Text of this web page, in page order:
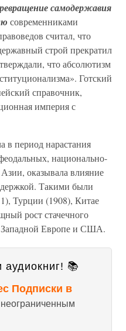
самодержавия
современниками
считал, что
строй прекратил
что абсолютизм
Готский
справочник,
империя с
в период нарастания
национально-
оказывала влияние
Такими были
Турции (1908), Китае
рост стачечного
Западной Европе и США.
аудиокниг! 📚
Подписки в